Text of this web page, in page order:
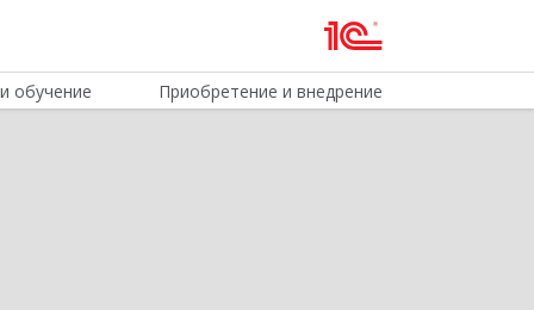
обучение Приобретение и внедрение